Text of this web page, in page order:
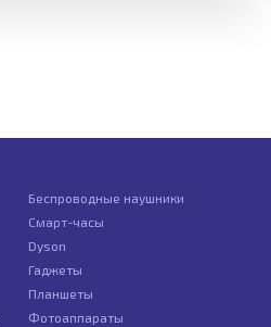
Беспроводные наушники
Смарт-часы
Dyson
Гаджеты
Планшеты
Фотоаппараты